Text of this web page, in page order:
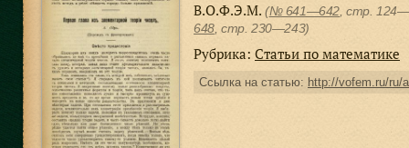
В.О.Ф.Э.М. (№ 641—642 , стр.
648, cтр. 230—243)
Рубрика: Статьи по математике
Ссылка на статью: http://vofem.ru/ru/